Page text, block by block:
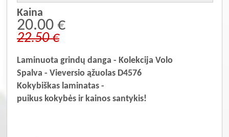
Kaina
20.00 €
22.50 €
Laminuota grindų danga - Kolekcija Volo
Spalva - Vieversio ąžuolas D4576
Kokybiškas laminatas -
puikus kokybės ir kainos santykis!